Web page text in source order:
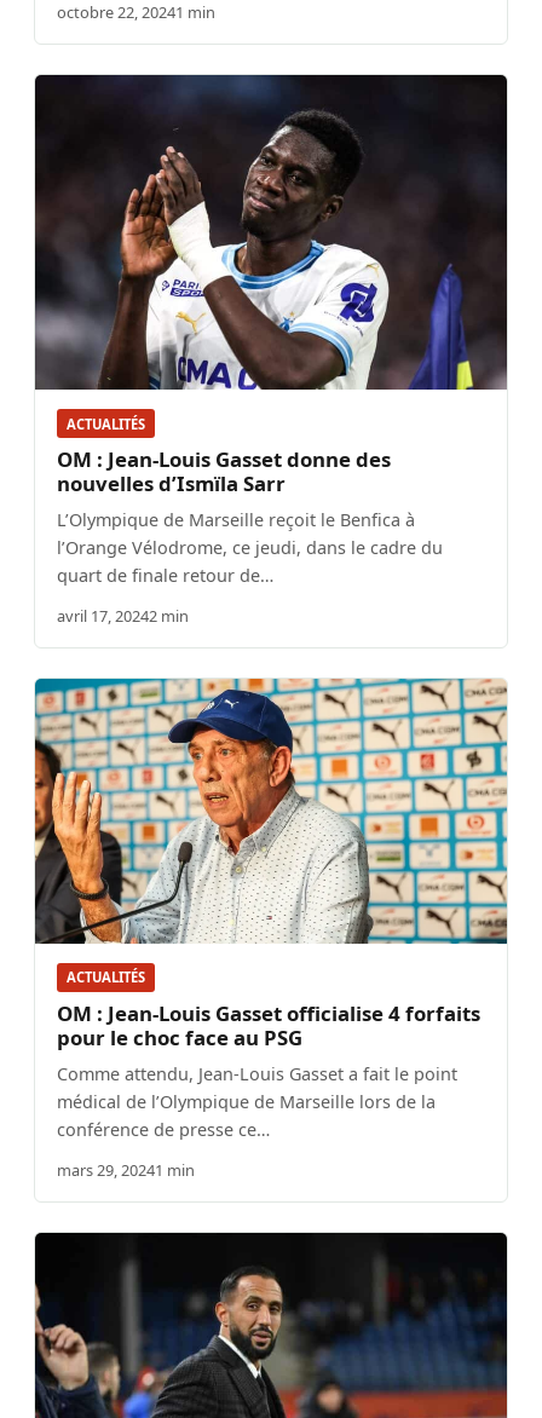
octobre 22, 20241 min
ACTUALITÉS
OM : Jean-Louis Gasset donne des
nouvelles d’Ismïla Sarr
L’Olympique de Marseille reçoit le Benfica à
l’Orange Vélodrome, ce jeudi, dans le cadre du
quart de finale retour de…
avril 17, 20242 min
ACTUALITÉS
OM : Jean-Louis Gasset officialise 4 forfaits
pour le choc face au PSG
Comme attendu, Jean-Louis Gasset a fait le point
médical de l’Olympique de Marseille lors de la
conférence de presse ce…
mars 29, 20241 min